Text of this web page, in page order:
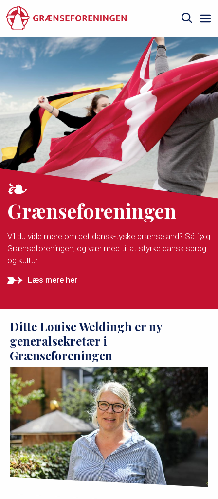
til
hovedindhold
Søg
Grænseforeningen
Vil du vide mere om det dansk-tyske grænseland? Så følg
Grænseforeningen, og vær med til at styrke dansk sprog
og kultur.
Læs mere her
Ditte Louise Weldingh er ny
generalsekretær i
Grænseforeningen